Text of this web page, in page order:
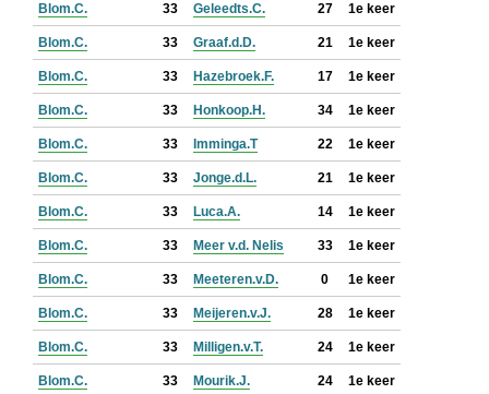
Blom.C. 33 Geleedts.C. 27 1e keer
Blom.C. 33 Graaf.d.D. 21 1e keer
Blom.C. 33 Hazebroek.F. 17 1e keer
Blom.C. 33 Honkoop.H. 34 1e keer
Blom.C. 33 Imminga.T 22 1e keer
Blom.C. 33 Jonge.d.L. 21 1e keer
Blom.C. 33 Luca.A. 14 1e keer
Blom.C. 33 Meer v.d. Nelis 33 1e keer
Blom.C. 33 Meeteren.v.D. 0 1e keer
Blom.C. 33 Meijeren.v.J. 28 1e keer
Blom.C. 33 Milligen.v.T. 24 1e keer
Blom.C. 33 Mourik.J. 24 1e keer